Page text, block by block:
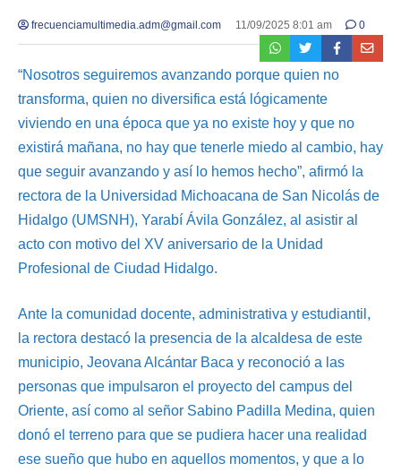
frecuenciamultimedia.adm@gmail.com 11/09/2025 8:01 am 0
“Nosotros seguiremos avanzando porque quien no
transforma, quien no diversifica está lógicamente
viviendo en una época que ya no existe hoy y que no
existirá mañana, no hay que tenerle miedo al cambio, hay
que seguir avanzando y así lo hemos hecho”, afirmó la
rectora de la Universidad Michoacana de San Nicolás de
Hidalgo (UMSNH), Yarabí Ávila González, al asistir al
acto con motivo del XV aniversario de la Unidad
Profesional de Ciudad Hidalgo.
Ante la comunidad docente, administrativa y estudiantil,
la rectora destacó la presencia de la alcaldesa de este
municipio, Jeovana Alcántar Baca y reconoció a las
personas que impulsaron el proyecto del campus del
Oriente, así como al señor Sabino Padilla Medina, quien
donó el terreno para que se pudiera hacer una realidad
ese sueño que hubo en aquellos momentos, y que a lo